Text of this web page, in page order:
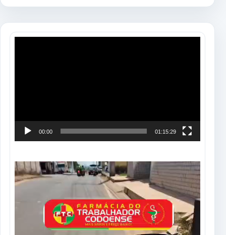
00:00 01:15:29
Tocador
de